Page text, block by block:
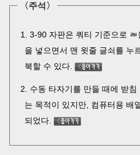
〈주석〉
3-90 자판은 쿼티 기준으로
을 넣으면서 맨 윗줄 글쇠를 누
북할 수 있다.
수동 타자기를 만들 때에 받
는 목적이 있지만, 컴퓨터용 배
되었다.